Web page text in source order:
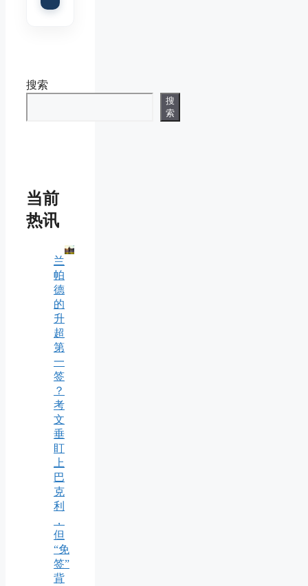
搜索
搜
索
当前
热讯
兰
帕
德
的
升
超
第
一
签
？
考
文
垂
盯
上
巴
克
利
，
但
“免
签”
背